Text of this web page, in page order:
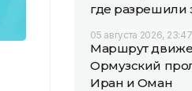
где разрешили
05 августа 2026, 23:47
Маршрут
Ормузский
Иран и Оман